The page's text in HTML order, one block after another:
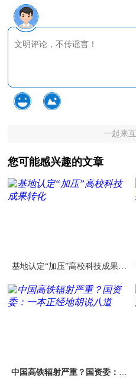
一起来
您可能感兴趣的文章
基地认定“加压”高校科技成果转
中国高铁辐射严重？国资委：一